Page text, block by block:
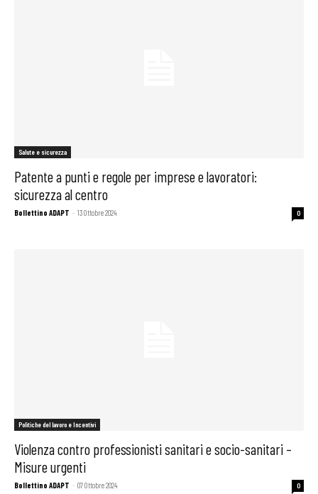
Salute e sicurezza
Patente a punti e regole per imprese e lavoratori:
sicurezza al centro
Bollettino ADAPT - 13 Ottobre 2024 0
Politiche del lavoro e Incentivi
Violenza contro professionisti sanitari e socio-sanitari –
Misure urgenti
Bollettino ADAPT - 07 Ottobre 2024 0